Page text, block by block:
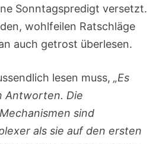
Sonntagspredigt versetzt.
wohlfeilen Ratschläge
auch getrost überlesen.
lesen muss,„Es
Antworten. Die
sind
als sie auf den ersten